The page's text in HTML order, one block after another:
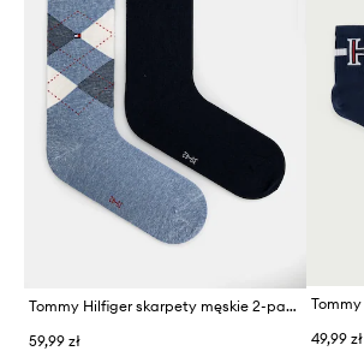
Tommy Hilfiger skarpety męskie 2-pack
59,99 zł
49,99 zł